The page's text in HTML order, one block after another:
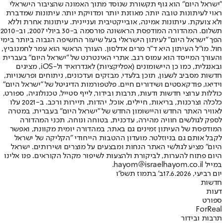
"ישראל היום" הוא גוף תקשורת שנוסד מתוך האמונה שהציבור הישראלי
ראוי לעיתונות טובה יותר, מאוזנת יותר ומדויקת יותר. עיתונות שמדברת
ולא צועקת. עיתונות אמינה, אובייקטיבית ועניינית. עיתונות אחרת וללא
תשלום. המהדורה המודפסת הראשונה פורסמה ב-30 ביולי 2007, וב-2010
הפך "ישראל היום" לעיתון הישראלי בעל שיעור החשיפה הגבוה ביותר בימי
חול. מו"ל העיתון היא ד"ר מרים אדלסון. העורך הראשי הוא עמר לחמנוביץ,
והעורך המייסד הוא עמוס רגב. אתרי האינטרנט של "ישראל היום" בעברית
ובאנגלית, כמו כן היישומונים (אפליקציות) לאנדרואיד ול-iOS, מציגים
חדשות מסביב לשעון, תוכן בלעדי, מבזקים ועדכונים, ניתוחים ופרשנויות,
וידיאו, פודקאסטים ושידורים חיים. פלטפורמות הדיגיטל של "ישראל היום"
כוללות ערוצי חדשות ודעות, תרבות ובידור, לייף סטייל, טכנולוגיה, ספורט,
כלכלה וצרכנות, בריאות, חיילים, אוכל, יהדות, תיירות ורכב. ב-2021 עלו
לאוויר האתר החדש והיישומון החדש של "ישראל היום" בעברית, במטרה
לספק לגולשים חוויה מהירה, עדכנית, בטוחה ונוחה. תכני המהדורה
המודפסת של העיתון זמינים גם באתר, במהדורה יומית מקוונת, ואפשר
לקבל אותם גם בניוזלטר. מועדון ההטבות הייחודי "הקליקה של ישראל
היום" מציע לגולשי האתר הנחות ומבצעים על מוצרים ושירותים. ישראל
היום פתוח להערות, לביקורת ולהצעות לשיפור מקהל הקוראים. פנו אלינו
במייל hayom@israelhayom.co.il.
יום רביעי, 17.6.2026
ב' בתמוז תשפ"ו
חדשות
דעות
ספורט
ForReal
תרבות ובידור